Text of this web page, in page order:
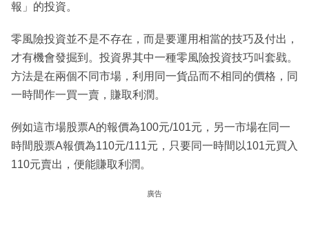
報」的投資。
零風險投資並不是不存在，而是要運用相當的技巧及付出，
才有機會發掘到。投資界其中一種零風險投資技巧叫套戥。
方法是在兩個不同市場，利用同一貨品而不相同的價格，同
一時間作一買一賣，賺取利潤。
例如這市場股票A的報價為100元/101元，另一市場在同一
時間股票A報價為110元/111元，只要同一時間以101元買入
110元賣出，便能賺取利潤。
廣告